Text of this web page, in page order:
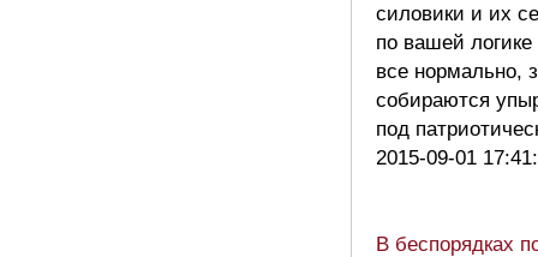
силовики и их
по вашей логике
все нормально,
собираются
под
2015-09-01
В беспорядках